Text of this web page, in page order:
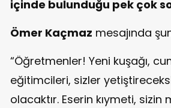
içinde bulunduğu pek çok
Ömer Kaçmaz mesajında
“Öğretmenler! Yeni kuşağı,
eğitimcileri, sizler
olacaktır. Eserin kıymeti, sizin